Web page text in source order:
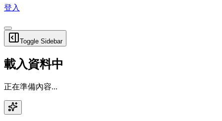
登入
Toggle Sidebar
載入資料中
正在準備內容...